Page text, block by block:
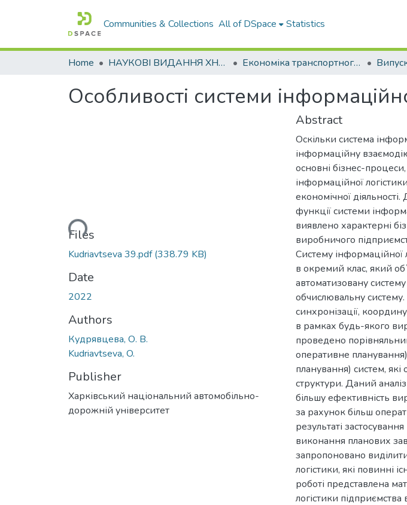
Communities & Collections All of DSpace Statistics
Home НАУКОВІ ВИДАННЯ ХНАДУ Економіка транспортного комплексу
Особливості системи
Loading...
Files
Kudriavtseva 39.pdf(338.79 KB)
Date
2022
Authors
Кудрявцева, О. В.
Kudriavtseva, O.
Publisher
Харківський національний автомобільно-
дорожній університет
Abstract
Оскільки система
інформаційну
основні бізнес-
інформаційної
економічної
функції системи
виявлено характерні
виробничого
Систему інформаційної
в окремий клас, який
автоматизовану
обчислювальну
синхронізації,
в рамках будь-якого
проведено
оперативне
планування) систем, які
структури. Даний
більшу ефективність
за рахунок більш
результаті
виконання планових
запропоновано
логістики, які повинні
роботі представлена
логістики